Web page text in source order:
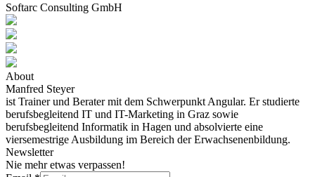
Softarc Consulting GmbH
About
Manfred Steyer
ist Trainer und Berater mit dem Schwerpunkt Angular. Er studierte
berufsbegleitend IT und IT-Marketing in Graz sowie
berufsbegleitend Informatik in Hagen und absolvierte eine
viersemestrige Ausbildung im Bereich der Erwachsenenbildung.
Newsletter
Nie mehr etwas verpassen!